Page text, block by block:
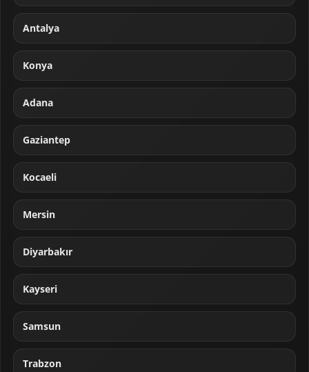
Antalya
Konya
Adana
Gaziantep
Kocaeli
Mersin
Diyarbakır
Kayseri
Samsun
Trabzon